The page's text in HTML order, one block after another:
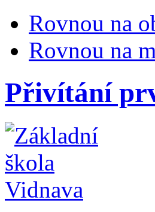
Rovnou na
Rovnou na
Přivítání